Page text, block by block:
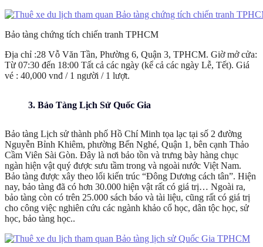
Bảo tàng chứng tích chiến tranh TPHCM
Địa chỉ :28 Vỗ Văn Tần, Phường 6, Quận 3, TPHCM. Giờ mở cửa:
Từ 07:30 đến 18:00 Tất cả các ngày (kể cả các ngày Lễ, Tết). Giá
vé : 40,000 vnđ / 1 người / 1 lượt.
3. Bảo Tàng Lịch Sử Quốc Gia
Bảo tàng Lịch sử thành phố Hồ Chí Minh tọa lạc tại số 2 đường
Nguyễn Bỉnh Khiêm, phường Bến Nghé, Quận 1, bên cạnh Thảo
Cầm Viên Sài Gòn. Đây là nơi bảo tồn và trưng bày hàng chục
ngàn hiện vật quý được sưu tầm trong và ngoài nước Việt Nam.
Bảo tàng được xây theo lối kiến trúc “Đông Dương cách tân”. Hiện
nay, bảo tàng đã có hơn 30.000 hiện vật rất có giá trị… Ngoài ra,
bảo tàng còn có trên 25.000 sách báo và tài liệu, cũng rất có giá trị
cho công việc nghiên cứu các ngành khảo cổ học, dân tộc học, sử
học, bảo tàng học..